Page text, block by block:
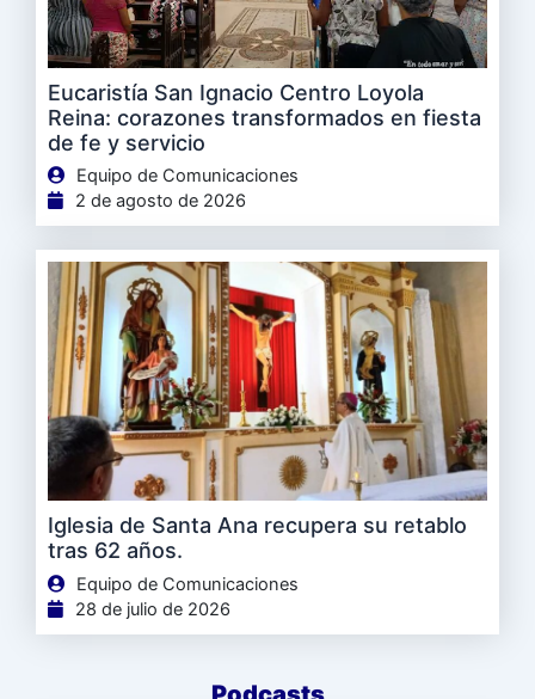
Eucaristía San Ignacio Centro Loyola
Reina: corazones transformados en fiesta
de fe y servicio
Equipo de Comunicaciones
2 de agosto de 2026
Iglesia de Santa Ana recupera su retablo
tras 62 años.
Equipo de Comunicaciones
28 de julio de 2026